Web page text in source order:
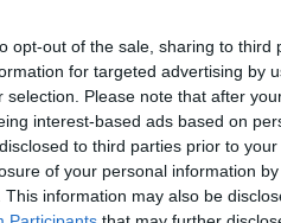
opt-out of the sale, sharing to
for targeted advertising by
selection. Please note that after
interest-based ads based on
to third parties prior to
of your personal information
This information may also be
3 326
2 546